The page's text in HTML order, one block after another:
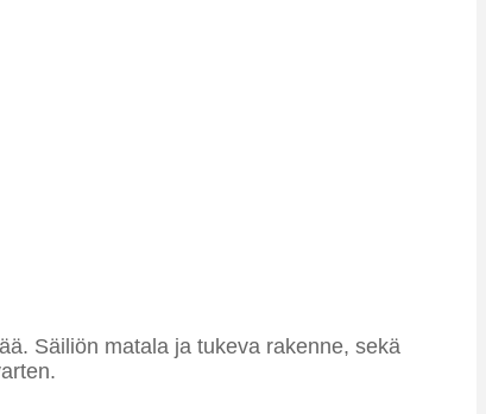
Säiliön matala ja tukeva rakenne, sekä